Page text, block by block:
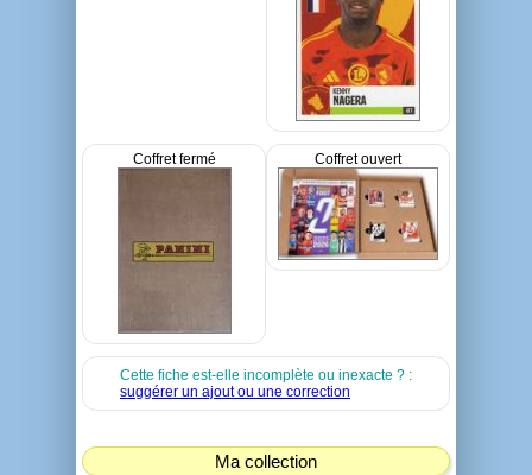
Coffret fermé Coffret ouvert
Cette fiche est-elle incomplète ou inexacte ? :
suggérer un ajout ou une correction
Ma collection